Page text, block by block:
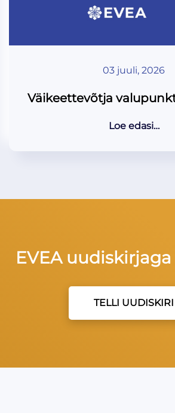
03 juuli, 2026
Väikeettevõtja
Loe edasi…
EVEA
TELLI UUDISKIRI